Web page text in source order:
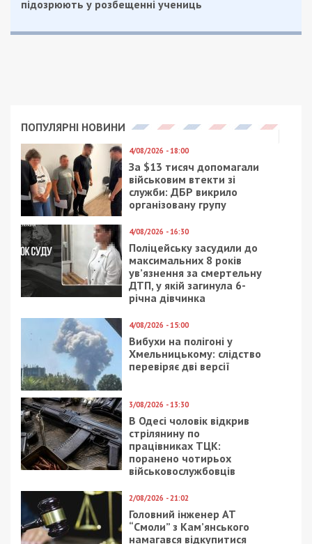
Мати прокурора Новомосковська
Следующая статья:
Окупанти били по Дніпропетровщині
ракетами, дронами і артилерією
ГОЛОВНЕ ЗА ДЕНЬ
17/11/2021 - 15:00
Виталий Жеганский –
политический
хамелеон или
“нужный” человек
криминального
авторитета
1/10/2024 - 12:00
«Фінанси та Кредит»
судитимуть за
фінансові махінації на
сотні мільйонів
гривень